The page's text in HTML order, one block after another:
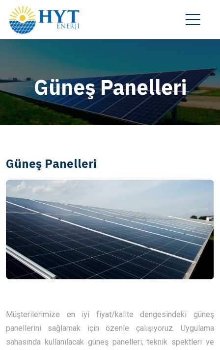
Güneş Panelleri
Güneş Panelleri
Müşterilerimize en iyi fiyat/kalite dengesindeki güneş
panellerini sağlamak için özenle çalışıyoruz. Uygulama
sahasında kullanılacak güneş panelleri; teknik spektleri ve